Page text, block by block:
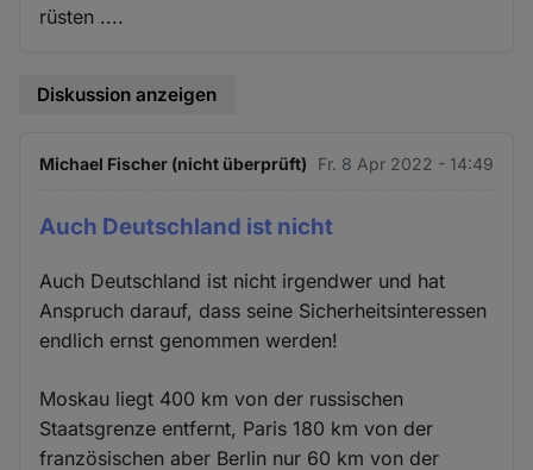
rüsten ....
Diskussion anzeigen
Michael Fischer (nicht überprüft) Fr. 8 Apr 2022 - 14:49
Auch Deutschland ist nicht
Auch Deutschland ist nicht irgendwer und hat
Anspruch darauf, dass seine Sicherheitsinteressen
endlich ernst genommen werden!
Moskau liegt 400 km von der russischen
Staatsgrenze entfernt, Paris 180 km von der
französischen aber Berlin nur 60 km von der